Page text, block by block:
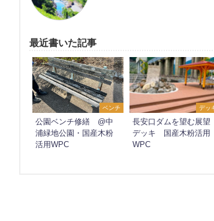
最近書いた記事
ベンチ
公園ベンチ修繕 @中
浦緑地公園・国産木粉
活用WPC
デッ
長安口ダムを望む展望
デッキ 国産木粉活用
WPC